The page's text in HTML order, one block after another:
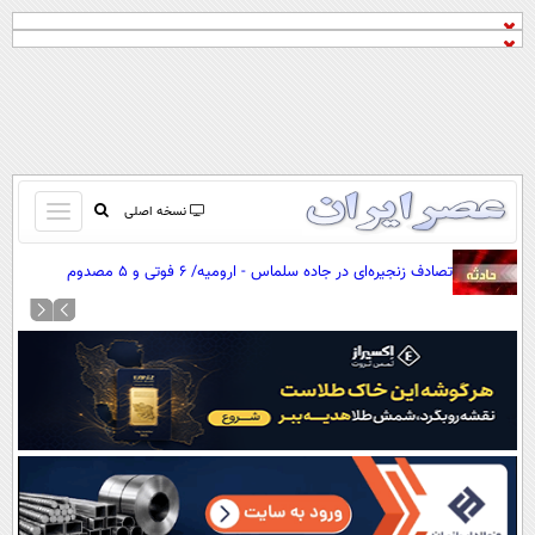
نسخه اصلی
باز
و
کردن
منو
صفحه اول
آرشیو
نظرسنجی
آب و هوا
اوقات شرعی
سواد زندگی
تصادف زنجیره‌ای در جاده سلماس - ارومیه/ ۶ فوتی و ۵ مصدوم